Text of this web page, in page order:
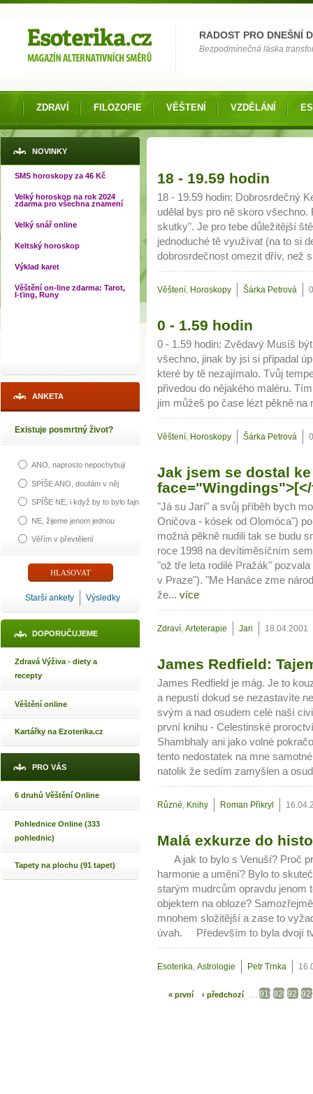
RADOST PRO DNEŠNÍ
Bezpodmínečná láska
ZDRAVÍ FILOZOFIE VĚŠTENÍ VZDĚLÁNÍ
NOVINKY
SMS horoskopy za 46 Kč
Velký horoskop na rok 2024
zdarma pro všechna znamení
Velký snář online
Keltský horoskop
Výklad karet
Věštění on-line zdarma: Tarot,
I-ťing, Runy
ANKETA
Existuje posmrtný život?
ANO, naprosto nepochybuji
SPÍŠE ANO, doufám v něj
SPÍŠE NE, i když by to bylo fajn
NE, žijeme jenom jednou
Věřím v převtělení
Starší ankety Výsledky
DOPORUČUJEME
Zdravá Výživa - diety a
recepty
Věštění online
Kartářky na Ezoterika.cz
PRO VÁS
6 druhů Věštění Online
Pohlednice Online (333
pohlednic)
Tapety na plochu (91 tapet)
18 - 19.59 hodin
18 - 19.59 hodin: Dobrosrdečný
udělal bys pro ně skoro
skutky". Je pro tebe důležitější
jednoduché tě využívat (na to si
dobrosrdečnost omezit dřív, než
Věštení, Horoskopy Šárka Petrová
0 - 1.59 hodin
0 - 1.59 hodin: Zvědavý Musíš
všechno, jinak by jsi si připadal
které by tě nezajímalo. Tvůj
přivedou do nějakého maléru.
jim můžeš po čase lézt pěkně na
Věštení, Horoskopy Šárka Petrová
Jak jsem se dostal
"Já su Jari" a svůj příběh bych
Oničova - kósek od Olomóca")
možná pěkně nudili tak se budu
roce 1998 na devítiměsíčním
"ož tře leta rodilé Pražák"
v Praze"). "Me Hanáce zme
že... více
Zdraví, Arteterapie Jari 18.04.2001
James Redfield:
James Redfield je mág. Je to
a nepustí dokud se nezastavíte
svým a nad osudem celé naší
první knihu - Celestinské
Shambhaly ani jako volné
tento nedostatek na mne
natolik že sedím zamyšlen a
Různé, Knihy Roman Přikryl
Malá exkurze do
A jak to bylo s Venuší? Proč
harmonie a umění? Bylo to
starým mudrcům opravdu jenom
objektem na obloze?
mnohem složitější a zase to
úvah. Především to byla dvojí
Esoterika, Astrologie Petr Trnka
« první ‹ předchozí … 919920921